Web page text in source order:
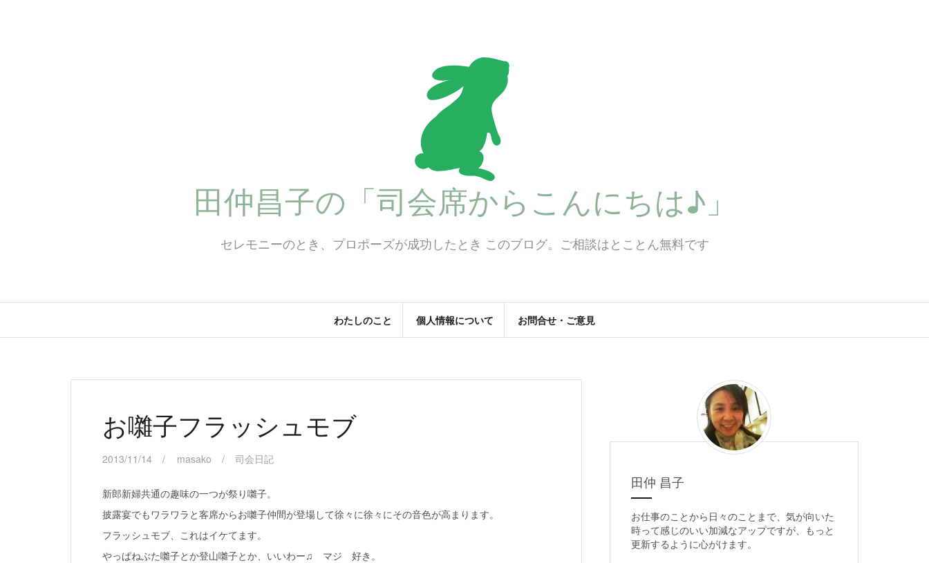
田仲昌子の「司会席からこんにちは♪」
セレモニーのとき、プロポーズが成功したとき このブログ。ご相談はとことん無料です
わたしのこと 個人情報について お問合せ・ご意見
お囃子フラッシュモブ
2013/11/14 masako 司会日記
新郎新婦共通の趣味の一つが祭り囃子。
披露宴でもワラワラと客席からお囃子仲間が登場して徐々に徐々にその音色が高まります。
フラッシュモブ、これはイケてます。
やっぱねぶた囃子とか登山囃子とか、いいわー♫ マジ 好き。
田仲 昌子
お仕事のことから日々のことまで、気が向いた
時って感じのいい加減なアップですが、もっと
更新するように心がけます。